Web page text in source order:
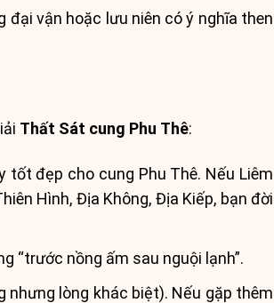
đại vận hoặc lưu niên có ý nghĩa then
Thất Sát cung Phu Thê:
đẹp cho cung Phu Thê. Nếu Liêm
Hình, Địa Không, Địa Kiếp, bạn đời
“trước nồng ấm sau nguội lạnh”.
nhưng lòng khác biệt). Nếu gặp thêm